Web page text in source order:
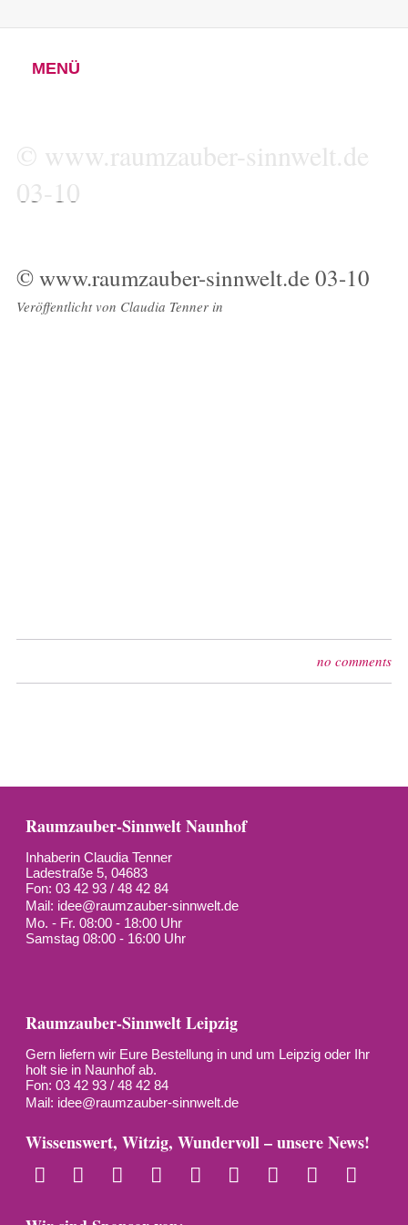
MENÜ
© www.raumzauber-sinnwelt.de
03-10
© www.raumzauber-sinnwelt.de 03-10
Veröffentlicht von Claudia Tennerin
no comments
Raumzauber-Sinnwelt Naunhof
Inhaberin Claudia Tenner
Ladestraße 5, 04683
Fon: 03 42 93 / 48 42 84
Mail: idee@raumzauber-sinnwelt.de
Mo. - Fr. 08:00 - 18:00 Uhr
Samstag 08:00 - 16:00 Uhr
Raumzauber-Sinnwelt Leipzig
Gern liefern wir Eure Bestellung in und um Leipzig oder Ihr
holt sie in Naunhof ab.
Fon: 03 42 93 / 48 42 84
Mail: idee@raumzauber-sinnwelt.de
Wissenswert, Witzig, Wundervoll – unsere News!